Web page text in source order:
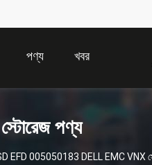
পণ্য খবর
পণ্য
EFD 005050183 DELL EMC VNX